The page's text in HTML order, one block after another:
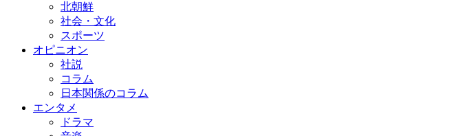
北朝鮮
社会・文化
スポーツ
オピニオン
社説
コラム
日本関係のコラム
エンタメ
ドラマ